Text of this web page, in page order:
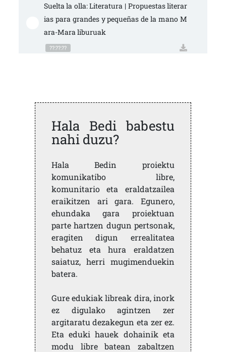
Suelta la olla: Literatura | Propuestas literar
ias para grandes y pequeñas de la mano M
ara-Mara liburuak
??:??:??
Hala Bedi babestu
nahi duzu?
Hala Bedin proiektu
komunikatibo libre,
komunitario eta eraldatzailea
eraikitzen ari gara. Egunero,
ehundaka gara proiektuan
parte hartzen dugun pertsonak,
eragiten digun errealitatea
behatuz eta hura eraldatzen
saiatuz, herri mugimenduekin
batera.
Gure edukiak libreak dira, inork
ez digulako agintzen zer
argitaratu dezakegun eta zer ez.
Eta eduki hauek dohainik eta
modu libre batean zabaltzen